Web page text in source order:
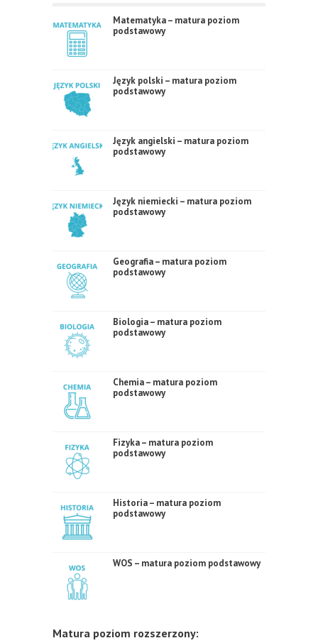
Matematyka – matura poziom
podstawowy
Język polski – matura poziom
podstawowy
Język angielski – matura poziom
podstawowy
Język niemiecki – matura poziom
podstawowy
Geografia – matura poziom
podstawowy
Biologia – matura poziom
podstawowy
Chemia – matura poziom
podstawowy
Fizyka – matura poziom
podstawowy
Historia – matura poziom
podstawowy
WOS – matura poziom podstawowy
Matura poziom rozszerzony: